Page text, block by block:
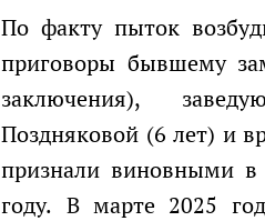
По факту пыток возбудили два уголовных дела. В 2024 году суд вынес
приговоры бывшему
заключения),
Поздняковой (6 лет) и
признали виновными
году. В марте 2025